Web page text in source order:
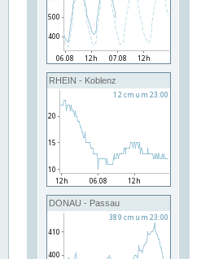
RHEIN - Koblenz
DONAU - Passau